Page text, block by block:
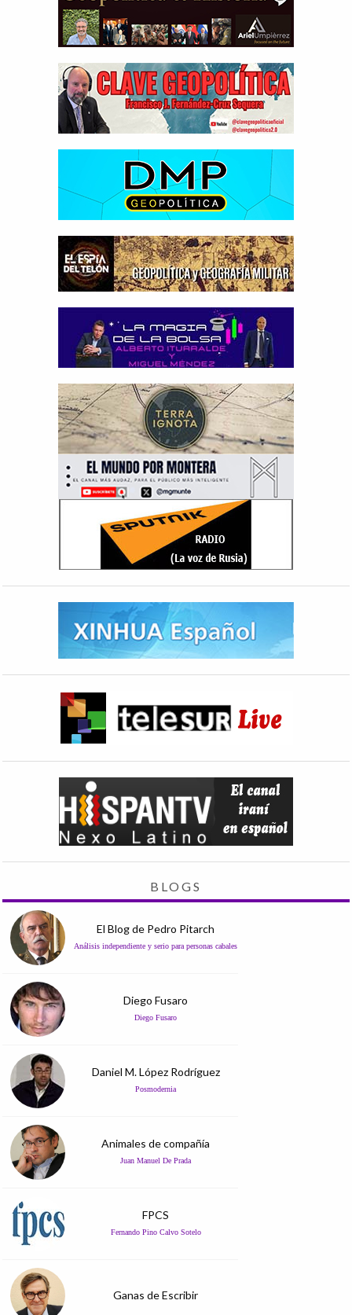
BLOGS
El Blog de Pedro Pitarch
Análisis independiente y serio para personas cabales
Diego Fusaro
Diego Fusaro
Daniel M. López Rodríguez
Posmodernia
Animales de compañía
Juan Manuel De Prada
FPCS
Fernando Pino Calvo Sotelo
Ganas de Escribir